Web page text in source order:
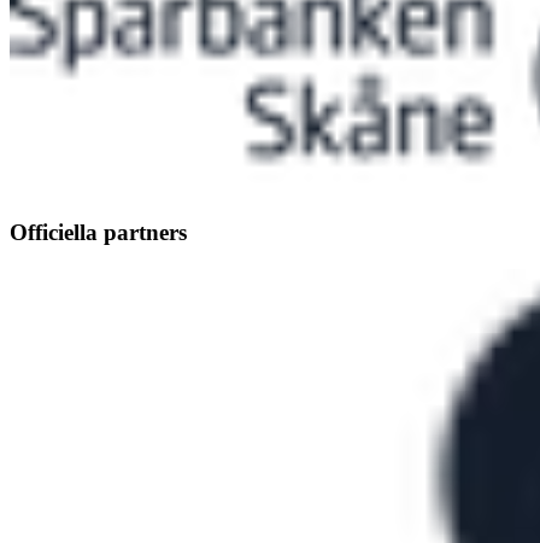
Officiella partners